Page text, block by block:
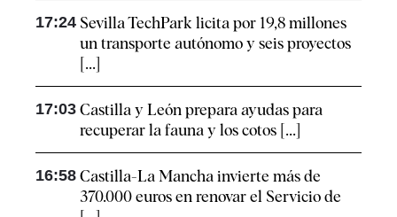
17:24 Sevilla TechPark licita por 19,8 millones
un transporte autónomo y seis proyectos
[...]
17:03 Castilla y León prepara ayudas para
recuperar la fauna y los cotos [...]
16:58 Castilla-La Mancha invierte más de
370.000 euros en renovar el Servicio de